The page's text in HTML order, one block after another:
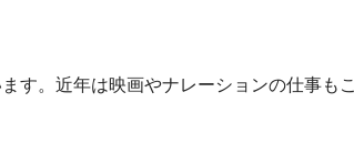
す。近年は映画やナレーションの仕事もこ